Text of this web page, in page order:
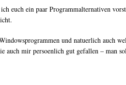
euch ein paar Programmalternativen
und natuerlich auch
mir persoenlich gut gefallen – man